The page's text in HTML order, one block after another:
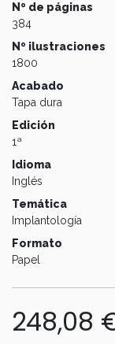
Nº de páginas
384
Nº ilustraciones
1800
Acabado
Tapa dura
Edición
1ª
Idioma
Inglés
Temática
Implantología
Formato
Papel
248,08